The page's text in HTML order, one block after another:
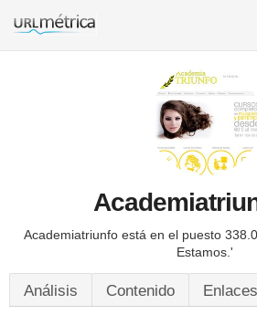
Academiatriunfo está en el puesto
Estamos.'
Análisis Contenido Enlaces